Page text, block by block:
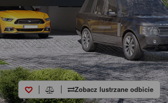
Zobacz lustrzane odbicie